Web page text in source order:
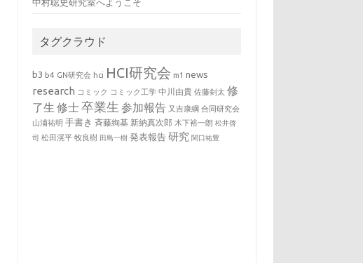
中村聡史研究室へようこそ
タグクラウド
b3 b4 GN研究会 hci HCI研究会 m1 news
research コミック コミック工学 中川由貴 佐藤剣太 修
了生 修士卒業生 参加報告 又吉康綱 合同研究会
山浦祐明 手書き 斉藤絢基 新納真次郎 木下裕一朗 松井啓
司 松田滉平 牧良樹 田島一樹 発表報告 研究 関口祐豊